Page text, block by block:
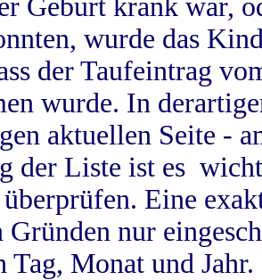
Geburt krank war,
wurde das
der Taufeintrag
wurde. In
aktuellen Seite -
der Liste ist es
Eine
Gründen nur
Tag, Monat und Jahr.